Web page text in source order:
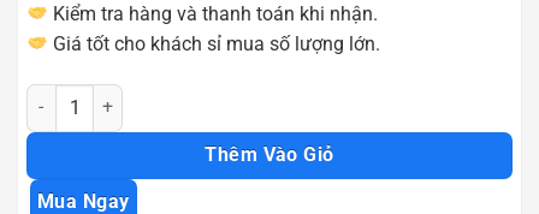
Kiểm tra hàng và thanh toán khi nhận.
Giá tốt cho khách sỉ mua số lượng lớn.
Loa máy tính Ezeey S4 bass cực hay Scd3652 số lượng
Thêm Vào Giỏ
Mua Ngay